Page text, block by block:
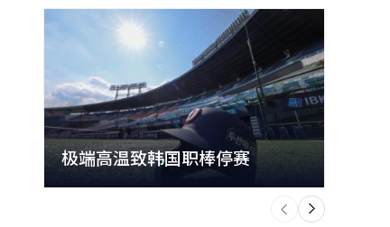
极端高温致韩国职棒停赛
下
一
个